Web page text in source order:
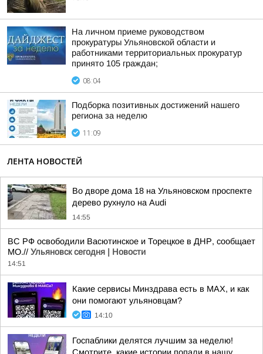
На личном приеме руководством
прокуратуры Ульяновской области и
работниками территориальных прокуратур
принято 105 граждан;
08:04
Подборка позитивных достижений нашего
региона за неделю
11:09
ЛЕНТА НОВОСТЕЙ
Во дворе дома 18 на Ульяновском проспекте
дерево рухнуло на Audi
14:55
ВС РФ освободили Васютинское и Торецкое в ДНР, сообщает
МО.// Ульяновск сегодня | Новости
14:51
Какие сервисы Минздрава есть в МАХ, и как
они помогают ульяновцам?
14:10
Госпаблики делятся лучшим за неделю!